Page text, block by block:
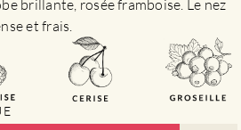
brillante, rosée framboise. Le nez
et frais.